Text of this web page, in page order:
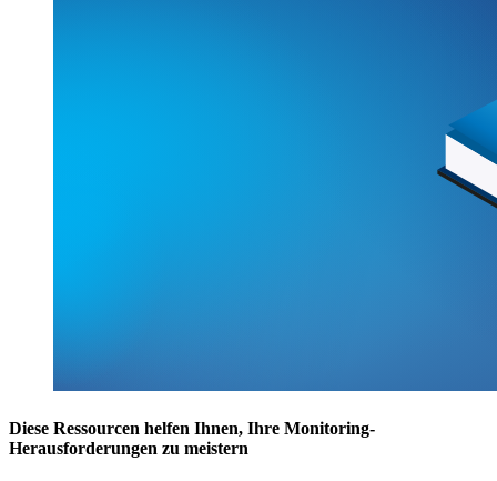
Diese Ressourcen helfen Ihnen, Ihre Monitoring-
Herausforderungen zu meistern